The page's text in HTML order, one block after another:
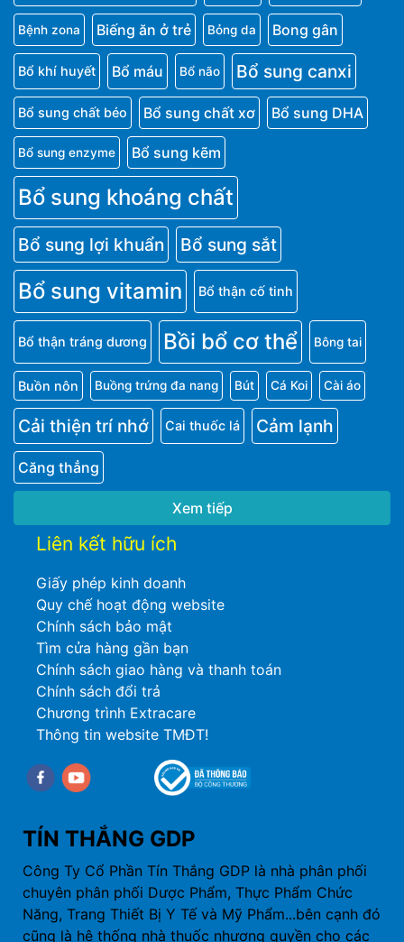
Bệnh zona Biếng ăn ở trẻ Bỏng da Bong gân
Bổ khí huyết Bổ máu Bổ não Bổ sung canxi
Bổ sung chất béo Bổ sung chất xơ Bổ sung DHA
Bổ sung enzyme Bổ sung kẽm
Bổ sung khoáng chất
Bổ sung lợi khuẩn Bổ sung sắt
Bổ sung vitamin Bổ thận cố tinh
Bổ thận tráng dương Bồi bổ cơ thể Bông tai
Buồn nôn Buồng trứng đa nang Bút Cá Koi Cài áo
Cải thiện trí nhớ Cai thuốc lá Cảm lạnh
Căng thẳng
Xem tiếp
Liên kết hữu ích
Giấy phép kinh doanh
Quy chế hoạt động website
Chính sách bảo mật
Tìm cửa hàng gần bạn
Chính sách giao hàng và thanh toán
Chính sách đổi trả
Chương trình Extracare
Thông tin website TMĐT!
Facebookyoutube
TÍN THẮNG GDP
Công Ty Cổ Phần Tín Thắng GDP là nhà phân phối
chuyên phân phối Dược Phẩm, Thực Phẩm Chức
Năng, Trang Thiết Bị Y Tế và Mỹ Phẩm...bên cạnh đó
cũng là hệ thống nhà thuốc nhượng quyền cho các